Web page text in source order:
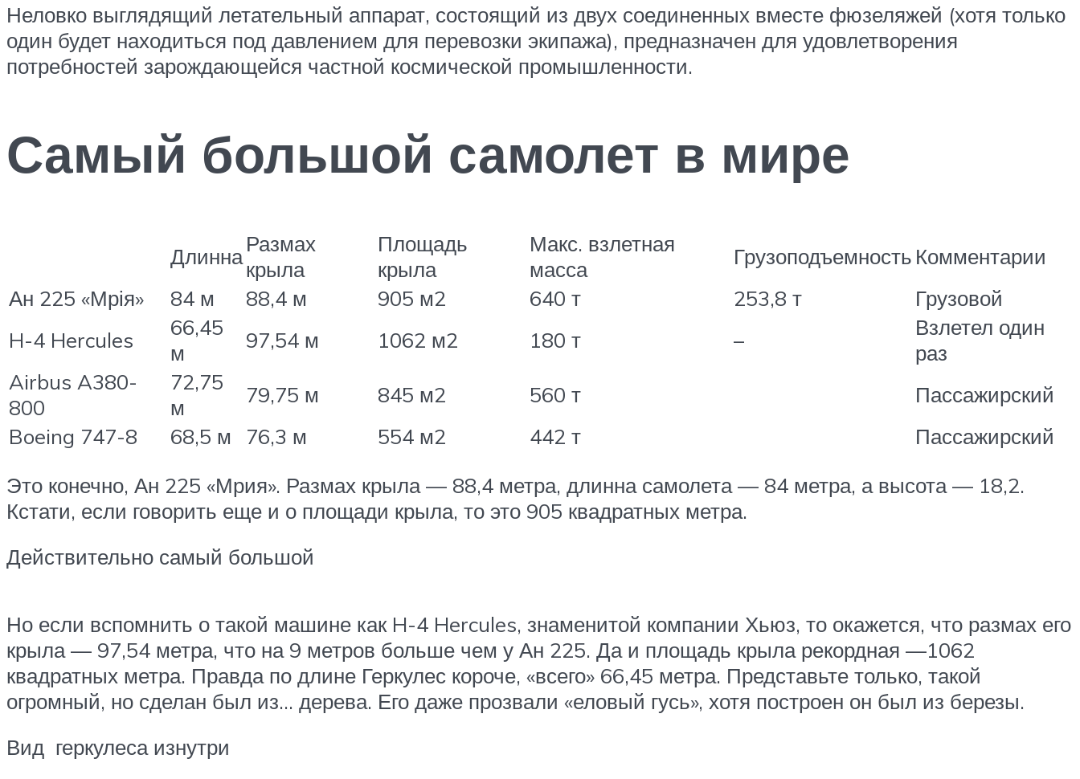
Неловко выглядящий летательный аппарат, состоящий из двух соединенных вместе фюзеляжей (хотя только
один будет находиться под давлением для перевозки экипажа), предназначен для удовлетворения
потребностей зарождающейся частной космической промышленности.
Самый большой самолет в мире
ДлиннаРазмах
крыла
Площадь
крыла
Макс. взлетная
масса
Грузоподъемность Комментарии
Ан 225 «Мрія»
84 м 88,4 м 905 м2 640 т 253,8 т
Грузовой
H-4 Hercules
66,45
м
97,54 м 1062 м2 180 т –
Взлетел один
раз
Airbus A380-
800
72,75
м
79,75 м 845 м2 560 т
Пассажирский
Boeing 747-8
68,5 м 76,3 м 554 м2 442 т
Пассажирский
Это конечно, Ан 225 «Мрия». Размах крыла — 88,4 метра, длинна самолета — 84 метра, а высота — 18,2.
Кстати, если говорить еще и о площади крыла, то это 905 квадратных метра.
Действительно самый большой
Но если вспомнить о такой машине как H-4 Hercules, знаменитой компании Хьюз, то окажется, что размах его
крыла — 97,54 метра, что на 9 метров больше чем у Ан 225. Да и площадь крыла рекордная —1062
квадратных метра. Правда по длине Геркулес короче, «всего» 66,45 метра. Представьте только, такой
огромный, но сделан был из… дерева. Его даже прозвали «еловый гусь», хотя построен он был из березы.
Вид геркулеса изнутри